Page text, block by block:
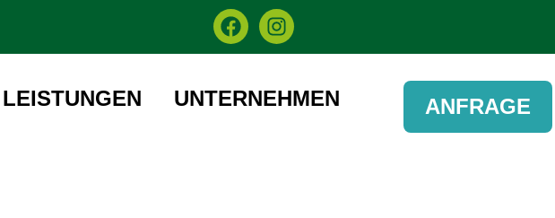
LEISTUNGEN UNTERNEHMEN ANFRAGE